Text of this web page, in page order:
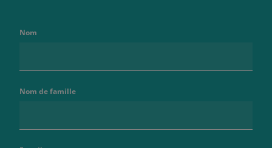
Nom
Nom de famille